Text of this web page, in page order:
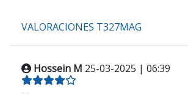
VALORACIONES T327MAG
Hossein M 25-03-2025 | 06:39